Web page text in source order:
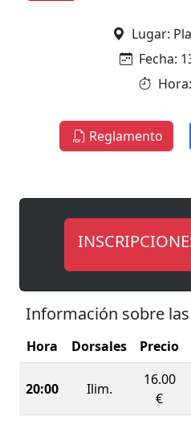
Lugar:
Fecha:
Reglamento
Información sobre
Hora Dorsales Precio
20:00 Ilim.
16.00
€